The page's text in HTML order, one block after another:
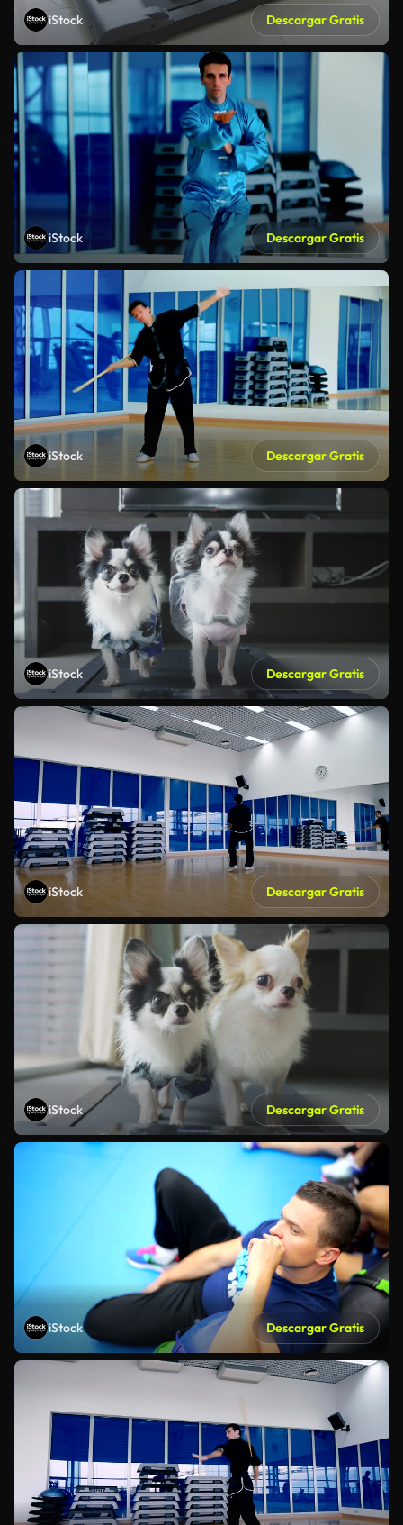
iStock Descargar Gratis
iStock Descargar Gratis
iStock Descargar Gratis
iStock Descargar Gratis
iStock Descargar Gratis
iStock Descargar Gratis
iStock Descargar Gratis